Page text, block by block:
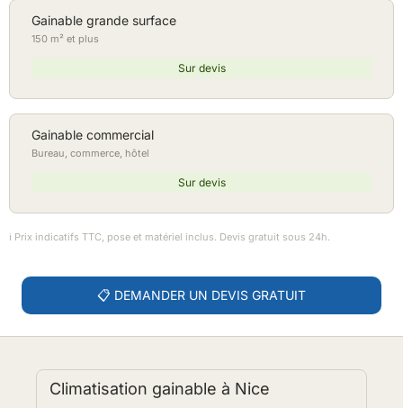
Gainable grande surface
150 m² et plus
Sur devis
Gainable commercial
Bureau, commerce, hôtel
Sur devis
ℹ️ Prix indicatifs TTC, pose et matériel inclus. Devis gratuit sous 24h.
📋 DEMANDER UN DEVIS GRATUIT
Climatisation gainable à Nice